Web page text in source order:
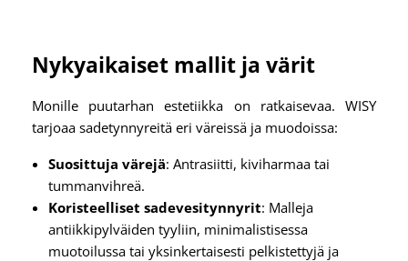
Nykyaikaiset mallit ja värit
Monille puutarhan estetiikka on ratkaisevaa. WISY
tarjoaa sadetynnyreitä eri väreissä ja muodoissa:
Suosittuja värejä: Antrasiitti, kiviharmaa tai
tummanvihreä.
Koristeelliset sadevesitynnyrit: Malleja
antiikkipylväiden tyyliin, minimalistisessa
muotoilussa tai yksinkertaisesti pelkistettyjä ja